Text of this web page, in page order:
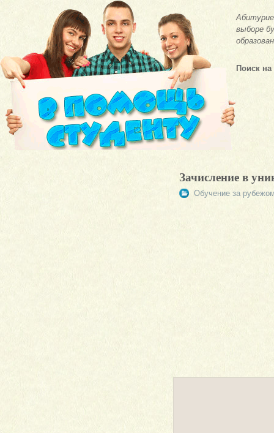
выборе
Поиск на
Зачисление в
Обучение за